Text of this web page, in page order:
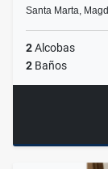
Santa Marta,
2Alcobas
2 Baños